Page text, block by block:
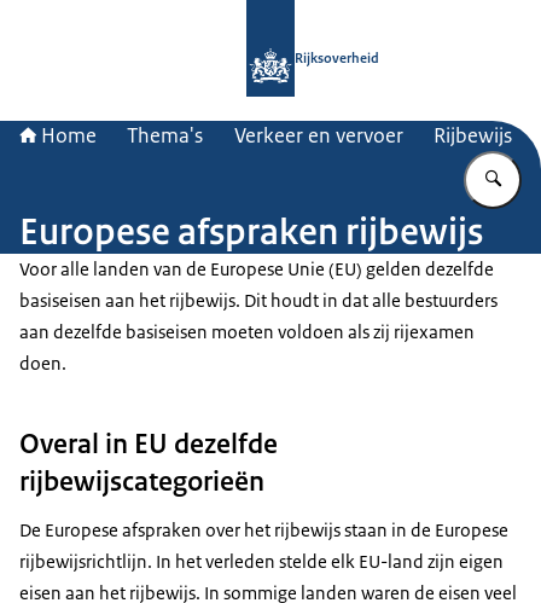
Rijksoverheid
Home Thema's Verkeer en vervoer Rijbewijs
Europese afspraken rijbewijs
Voor alle landen van de Europese Unie (EU) gelden dezelfde
basiseisen aan het rijbewijs. Dit houdt in dat alle bestuurders
aan dezelfde basiseisen moeten voldoen als zij rijexamen
doen.
Overal in EU dezelfde
rijbewijscategorieën
De Europese afspraken over het rijbewijs staan in de Europese
rijbewijsrichtlijn. In het verleden stelde elk EU-land zijn eigen
eisen aan het rijbewijs. In sommige landen waren de eisen veel